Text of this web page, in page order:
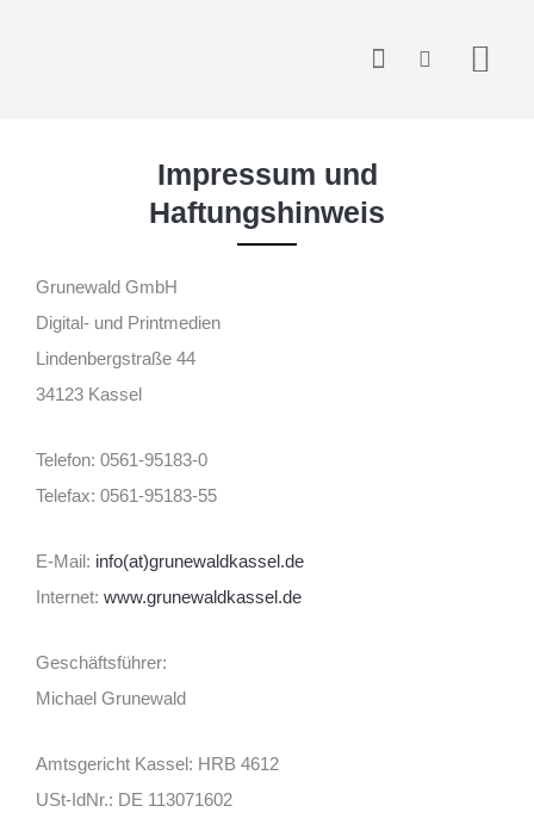
Impressum und
Haftungshinweis
Grunewald GmbH
Digital- und Printmedien
Lindenbergstraße 44
34123 Kassel
Telefon: 0561-95183-0
Telefax: 0561-95183-55
E-Mail: info(at)grunewaldkassel.de
Internet: www.grunewaldkassel.de
Geschäftsführer:
Michael Grunewald
Amtsgericht Kassel: HRB 4612
USt-IdNr.: DE 113071602